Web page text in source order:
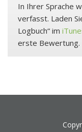
In Ihrer Sprache
verfasst. Laden
Logbuch“ im
erste Bewertung.